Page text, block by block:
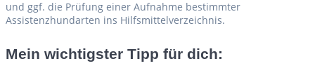
und ggf. die Prüfung einer Aufnahme bestimmter
Assistenzhundarten ins Hilfsmittelverzeichnis.
Mein wichtigster Tipp für dich: